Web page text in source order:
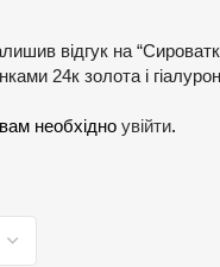
відгук на
24к золота і
вам необхідноувійти.